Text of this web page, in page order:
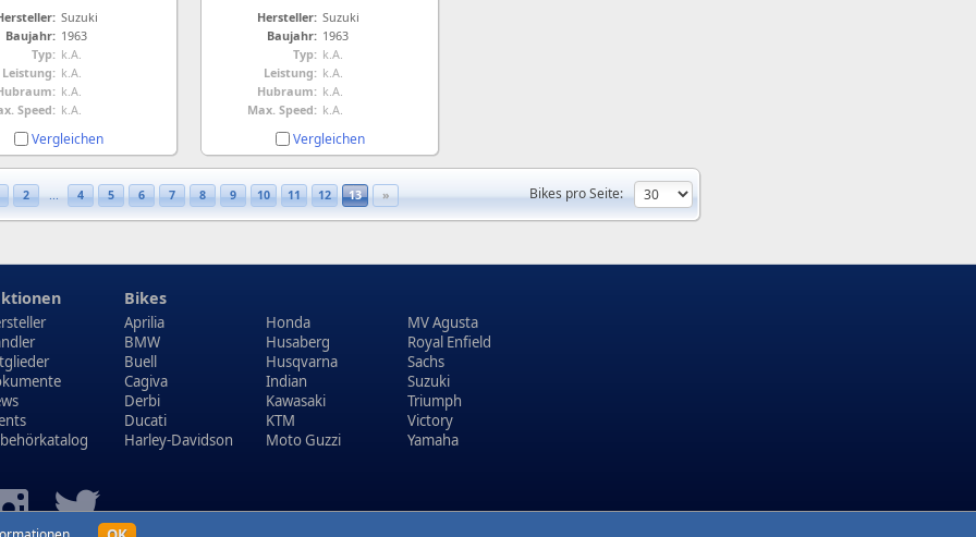
Suzuki
Baujahr: 1963
Typ: k.A.
Leistung: k.A.
k.A.
Speed: k.A.
Vergleichen
Hersteller: Suzuki
Baujahr: 1963
Typ: k.A.
Leistung: k.A.
Hubraum: k.A.
Max. Speed: k.A.
Vergleichen
2 ... 4 5 6 7 8 9 10 11 12 13 » Bikes pro Seite:
Bikes
Aprilia
BMW
Buell
Cagiva
Derbi
Ducati
Harley-Davidson
Honda
Husaberg
Husqvarna
Indian
Kawasaki
KTM
Moto Guzzi
MV Agusta
Royal Enfield
Sachs
Suzuki
Triumph
Victory
Yamaha